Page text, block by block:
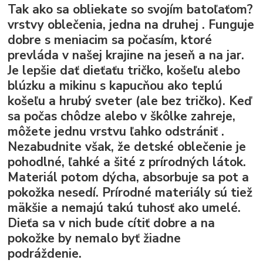
Tak ako sa obliekate so svojím batoľaťom?
vrstvy oblečenia, jedna na druhej . Funguje
dobre s meniacim sa počasím, ktoré
prevláda v našej krajine na jeseň a na jar.
Je lepšie dať dieťaťu tričko, košeľu alebo
blúzku a mikinu s kapucňou ako teplú
košeľu a hrubý sveter (ale bez tričko). Keď
sa počas chôdze alebo v škôlke zahreje,
môžete jednu vrstvu ľahko odstrániť .
Nezabudnite však, že detské oblečenie je
pohodlné, ľahké a šité z prírodných látok.
Materiál potom dýcha, absorbuje sa pot a
pokožka nesedí. Prírodné materiály sú tiež
mäkšie a nemajú takú tuhosť ako umelé.
Dieťa sa v nich bude cítiť dobre a na
pokožke by nemalo byť žiadne
podráždenie.